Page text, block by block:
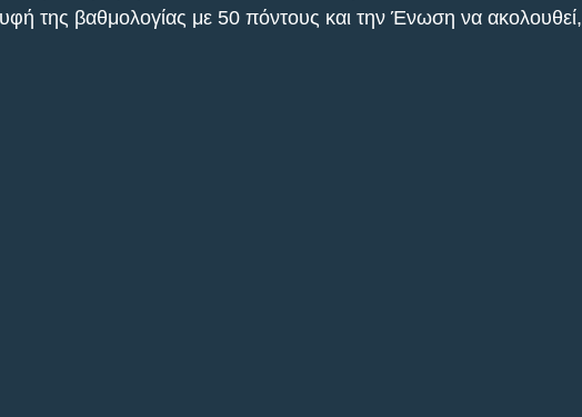
της βαθμολογίας με 50 πόντους και την Ένωση να ακολουθεί,